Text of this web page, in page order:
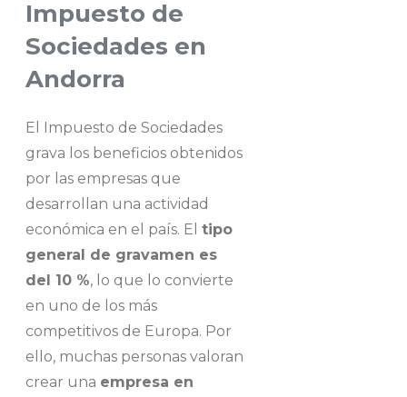
Impuesto de
Sociedades en
Andorra
El Impuesto de Sociedades
grava los beneficios obtenidos
por las empresas que
desarrollan una actividad
económica en el país. El tipo
general de gravamen es
del 10 %, lo que lo convierte
en uno de los más
competitivos de Europa. Por
ello, muchas personas valoran
crear una empresa en